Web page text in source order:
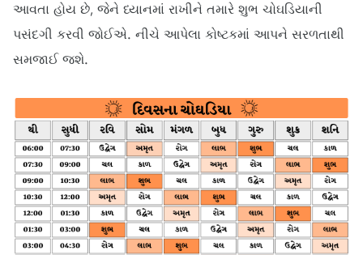
આવતા હોય છે, જેને ધ્યાનમાં રાખીને તમારે શુભ ચોઘડિયાની
પસંદગી કરવી જોઈએ. નીચે આપેલા કોષ્ટકમાં આપને સરળતાથી
સમજાઈ જશે.